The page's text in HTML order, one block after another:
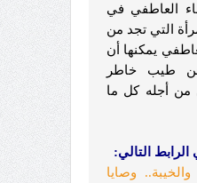
العاطفي في
التي تجد من
يمكنها أن
عن طيب خاطر
من أجله كل ما
التالي:
وصايا